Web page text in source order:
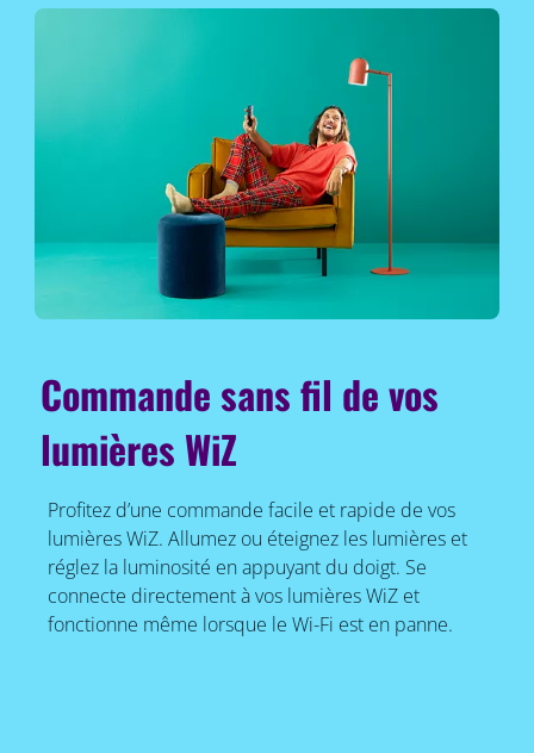
Commande sans fil de vos
lumières WiZ
Profitez d’une commande facile et rapide de vos
lumières WiZ. Allumez ou éteignez les lumières et
réglez la luminosité en appuyant du doigt. Se
connecte directement à vos lumières WiZ et
fonctionne même lorsque le Wi-Fi est en panne.